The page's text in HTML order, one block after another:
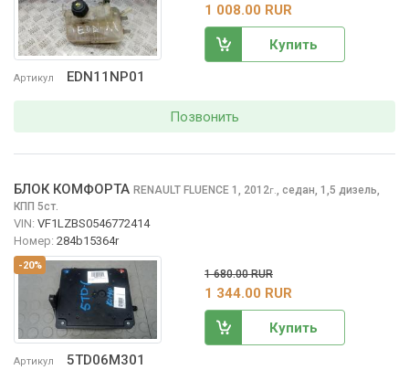
Артикул EDN11NP01
1 008.00 RUR
Купить
Позвонить
-20%
Артикул 5TD06M301
БЛОК КОМФОРТА RENAULT FLUENCE 1, 2012г. седан, 1,5 дизель,
КПП 5ст.
VIN: VF1LZBS0546772414
Номер: 284b15364r
1 680.00 RUR
1 344.00 RUR
Купить